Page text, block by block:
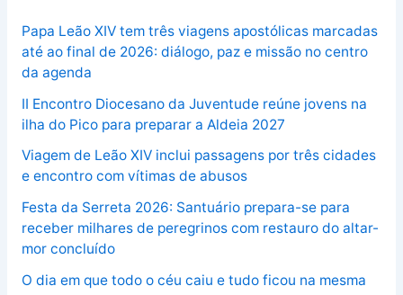
Papa Leão XIV tem três viagens apostólicas marcadas
até ao final de 2026: diálogo, paz e missão no centro
da agenda
II Encontro Diocesano da Juventude reúne jovens na
ilha do Pico para preparar a Aldeia 2027
Viagem de Leão XIV inclui passagens por três cidades
e encontro com vítimas de abusos
Festa da Serreta 2026: Santuário prepara-se para
receber milhares de peregrinos com restauro do altar-
mor concluído
O dia em que todo o céu caiu e tudo ficou na mesma